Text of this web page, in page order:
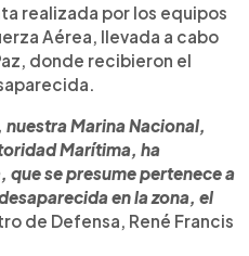
realizada por los equipos
Aérea, llevada a cabo
donde recibieron el
Marina Nacional,
Marítima, ha
que se presume pertenece a
en la zona, el
de Defensa, René Francis